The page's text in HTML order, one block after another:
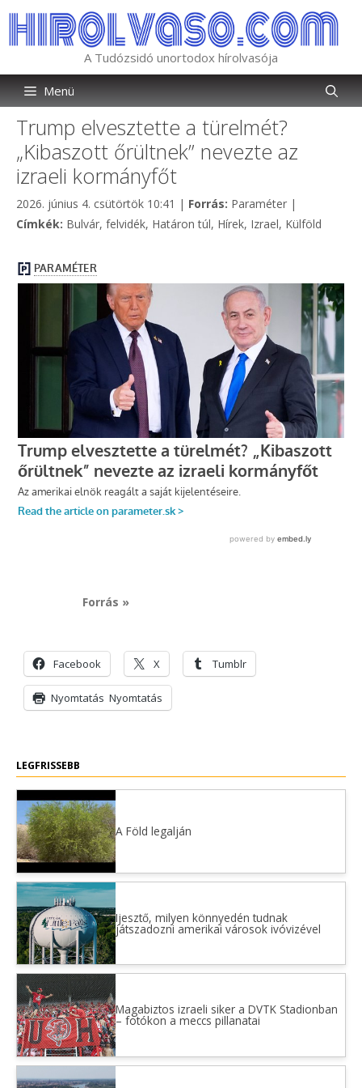
tartalomba
A Tudózsidó unortodox hírolvasója
Menü
Trump elvesztette a türelmét?
„Kibaszott őrültnek” nevezte az
izraeli kormányfőt
2026. június 4. csütörtök 10:41 | Forrás: Kategória
Paraméter |
Címkék: Címkék
Bulvár, felvidék, Határon túl, Hírek, Izrael, Külföld
Forrás »
Facebook X Tumblr
Nyomtatás Nyomtatás
LEGFRISSEBB
A Föld legalján
Ijesztő, milyen könnyedén tudnak
játszadozni amerikai városok ivóvizével
Magabiztos izraeli siker a DVTK Stadionban
– fotókon a meccs pillanatai